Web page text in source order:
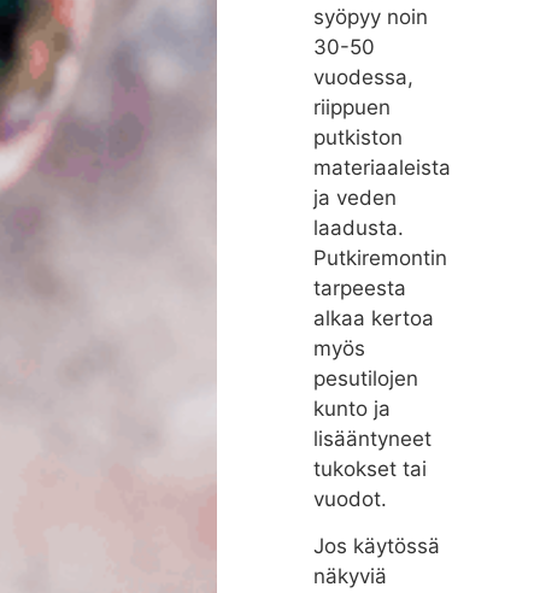
syöpyy noin
30-50
vuodessa,
riippuen
putkiston
materiaaleista
ja veden
laadusta.
Putkiremontin
tarpeesta
alkaa kertoa
myös
pesutilojen
kunto ja
lisääntyneet
tukokset tai
vuodot.
Jos käytössä
näkyviä